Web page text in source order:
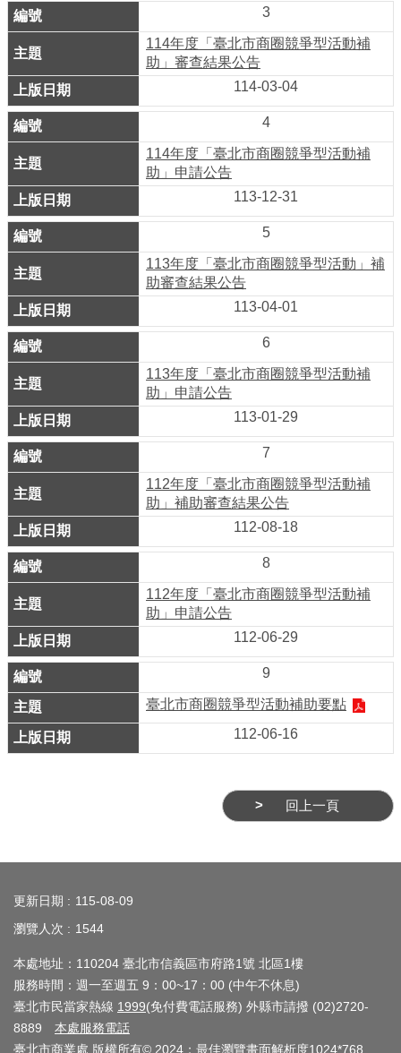
服
務
司
及
商
業
登
記
服
務
商
業
管
理
商
業
發
展
與
輔
導
商
圈
廊
帶
介
紹
影
導
覽
回
首
頁
3
114年度「臺北市商圈競爭型活動補
助」審查結果公告
114-03-04
4
114年度「臺北市商圈競爭型活動補
助」申請公告
113-12-31
5
113年度「臺北市商圈競爭型活動」補
助審查結果公告
113-04-01
6
113年度「臺北市商圈競爭型活動補
助」申請公告
113-01-29
7
112年度「臺北市商圈競爭型活動補
助」補助審查結果公告
112-08-18
8
112年度「臺北市商圈競爭型活動補
助」申請公告
112-06-29
9
臺北市商圈競爭型活動補助要點
112-06-16
回上一頁
更新日期
115-08-09
瀏覽人次
1544
本處地址：110204 臺北市信義區市府路1號 北區1樓
服務時間：週一至週五 9：00~17：00 (中午不休息)
臺北市民當家熱線 1999(免付費電話服務) 外縣市請撥 (02)2720-
8889 本處服務電話
臺北市商業處 版權所有© 2024；最佳瀏覽畫面解析度1024*768